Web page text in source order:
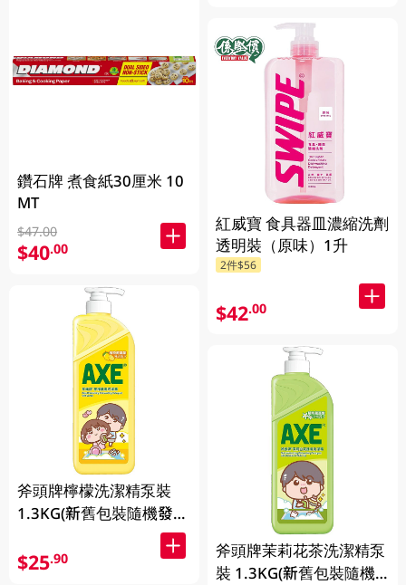
鑽石牌 煮食紙30厘米 10
MT
$47.00
$40.00
斧頭牌檸檬洗潔精泵裝
1.3KG(新舊包裝隨機發
$25.90
紅威寶 食具器皿濃縮洗劑
透明裝（原味）1升
2件$56
$42.00
斧頭牌茉莉花茶洗潔精泵
裝 1.3KG(新舊包裝隨機